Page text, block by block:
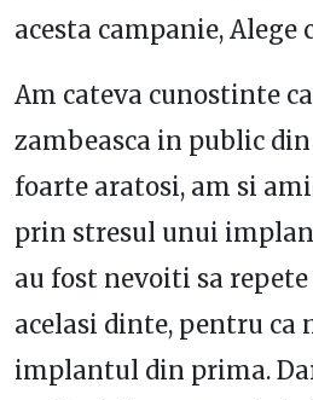
acesta campanie, Alege
Am cateva cunostinte
zambeasca in public
foarte aratosi, am si
prin stresul unui
au fost nevoiti sa
acelasi dinte, pentru ca
implantul din prima.